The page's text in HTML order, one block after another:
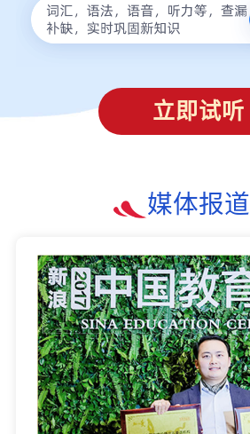
立即试听
媒体报道